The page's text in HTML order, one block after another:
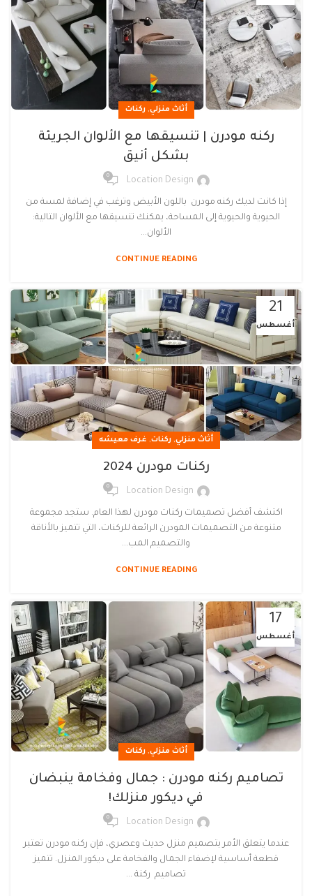
أثاث منزلي,ركنات
ركنه مودرن | تنسيقها مع الألوان الجريئة
بشكل أنيق
Location Design
0
إذا كانت لديك ركنه مودرن باللون الأبيض وترغب في إضافة لمسة من
الحيوية والحيوية إلى المساحة، يمكنك تنسيقها مع الألوان التالية:
الألوان...
CONTINUE READING
21
أغسطس
أثاث منزلي, ركنات, غرف معيشه
ركنات مودرن 2024
Location Design
0
اكتشف أفضل تصميمات ركنات مودرن لهذا العام. ستجد مجموعة
متنوعة من التصميمات المودرن الرائعة للركنات، التي تتميز بالأناقة
والتصميم المب...
CONTINUE READING
17
أغسطس
أثاث منزلي,ركنات
تصاميم ركنه مودرن : جمال وفخامة ينبضان
في ديكور منزلك!
Location Design
0
عندما يتعلق الأمر بتصميم منزل حديث وعصري، فإن ركنه مودرن تعتبر
قطعة أساسية لإضفاء الجمال والفخامة على ديكور المنزل. تتميز
تصاميم ركنة ...